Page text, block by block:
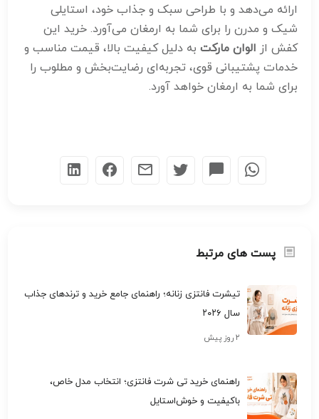
ارائه می‌دهد و با طراحی سبک و جذاب خود، استایلی
شیک و مدرن را برای شما به ارمغان می‌آورد. خرید این
کفش از الوان مارکت به دلیل کیفیت بالا، قیمت مناسب و
خدمات پشتیبانی قوی، تجربه‌ای رضایت‌بخش و مطلوب را
برای شما به ارمغان خواهد آورد.
پست های مرتبط
تیشرت فانتزی زنانه؛ راهنمای جامع خرید و ترندهای جذاب
سال ۲۰۲۶
۲ روز پیش
راهنمای خرید تی شرت فانتزی؛ انتخاب مدل خاص،
باکیفیت و خوش‌استایل